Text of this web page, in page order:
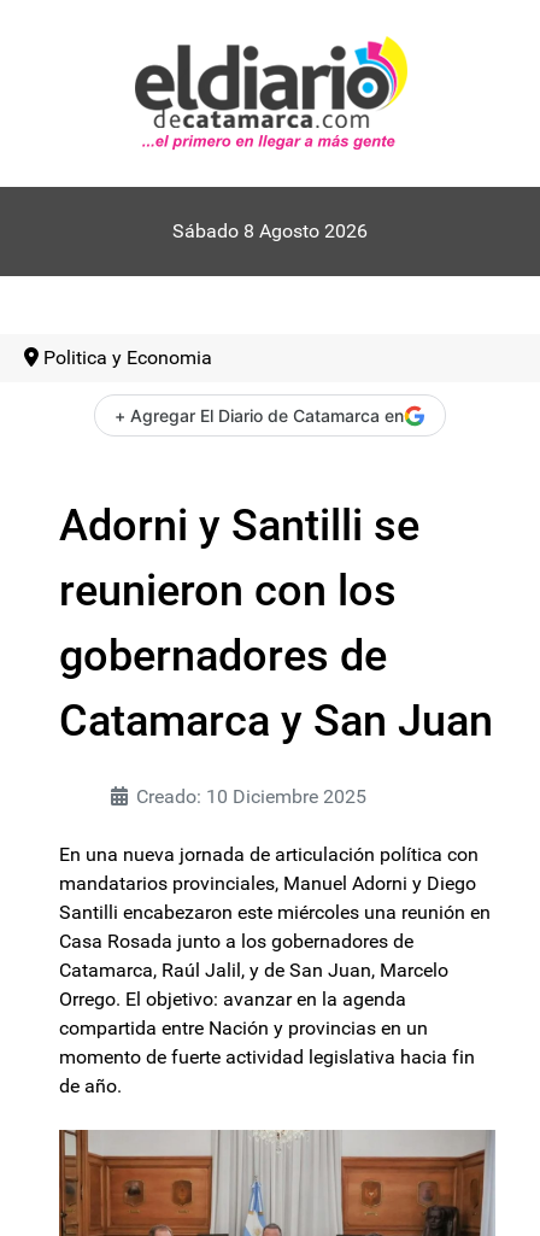
Sábado 8 Agosto 2026
Politica y Economia
+ Agregar El Diario de Catamarca en
Adorni y Santilli se
reunieron con los
gobernadores de
Catamarca y San Juan
Creado: 10 Diciembre 2025
En una nueva jornada de articulación política con
mandatarios provinciales, Manuel Adorni y Diego
Santilli encabezaron este miércoles una reunión en
Casa Rosada junto a los gobernadores de
Catamarca, Raúl Jalil, y de San Juan, Marcelo
Orrego. El objetivo: avanzar en la agenda
compartida entre Nación y provincias en un
momento de fuerte actividad legislativa hacia fin
de año.